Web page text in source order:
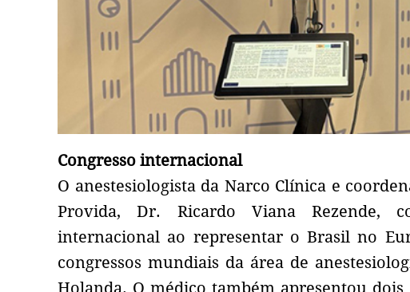
Congresso internacional
O anestesiologista da Narco Clínica e
Provida, Dr. Ricardo Viana Rezende,
internacional ao representar o Brasil no
congressos mundiais da área de
Holanda. O médico também apresentou